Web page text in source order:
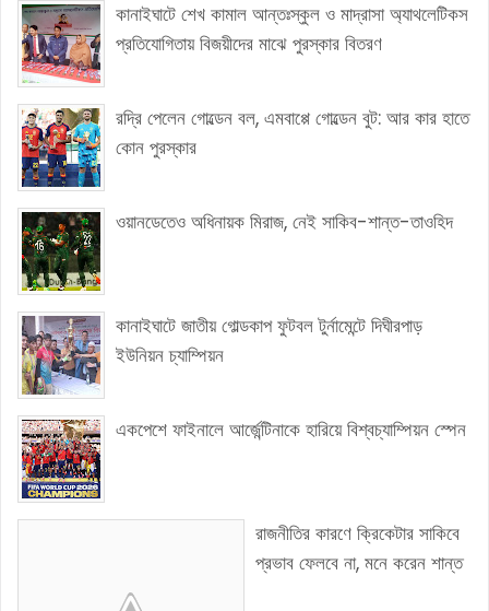
কানাইঘাটে শেখ কামাল আন্তঃস্কুল ও মাদ্রাসা অ্যাথলেটিকস
প্রতিযোগিতায় বিজয়ীদের মাঝে পুরস্কার বিতরণ
রদ্রি পেলেন গোল্ডেন বল, এমবাপ্পে গোল্ডেন বুট: আর কার হাতে
কোন পুরস্কার
ওয়ানডেতেও অধিনায়ক মিরাজ, নেই সাকিব-শান্ত-তাওহিদ
কানাইঘাটে জাতীয় গোল্ডকাপ ফুটবল টুর্নামেন্টে দিঘীরপাড়
ইউনিয়ন চ্যাম্পিয়ন
একপেশে ফাইনালে আর্জেন্টিনাকে হারিয়ে বিশ্বচ্যাম্পিয়ন স্পেন
রাজনীতির কারণে ক্রিকেটার সাকিবে
প্রভাব ফেলবে না, মনে করেন শান্ত